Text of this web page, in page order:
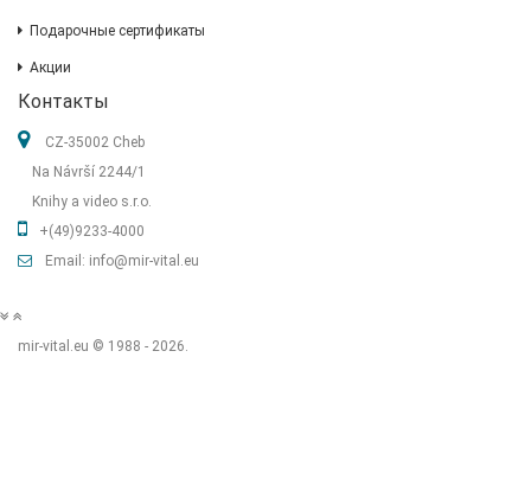
Подарочные сертификаты
Акции
Контакты
CZ-35002 Cheb
Na Návrší 2244/1
Knihy a video s.r.o.
+(49)9233-4000
Email: info@mir-vital.eu
mir-vital.eu © 1988 - 2026.